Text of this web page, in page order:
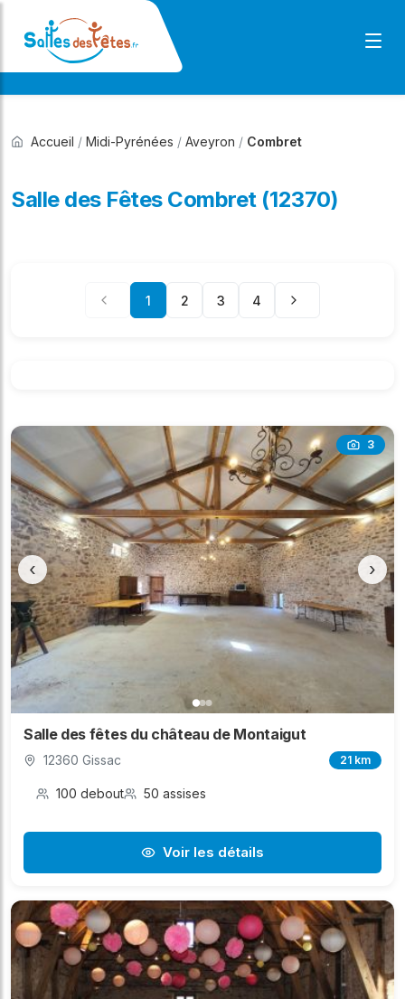
Accueil / Midi-Pyrénées / Aveyron / Combret
Salle des Fêtes Combret (12370)
1 2 3 4
3
‹ ›
Salle des fêtes du château de Montaigut
12360 Gissac 21 km
100 debout 50 assises
Voir les détails